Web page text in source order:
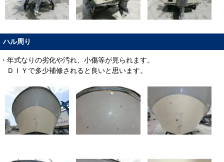
ハル周り
・年式なりの劣化や汚れ、小傷等が見られます。
ＤＩＹで多少補修されると良いと思います。